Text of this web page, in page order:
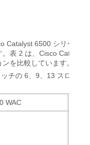
Catalyst 6500 シリーズ
表 2 は、Cisco Catalyst
を比較しています。
チの 6、9、13 スロット
WAC